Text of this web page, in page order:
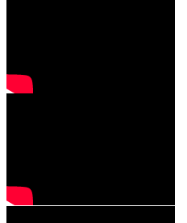
всі народи-
всі народи-